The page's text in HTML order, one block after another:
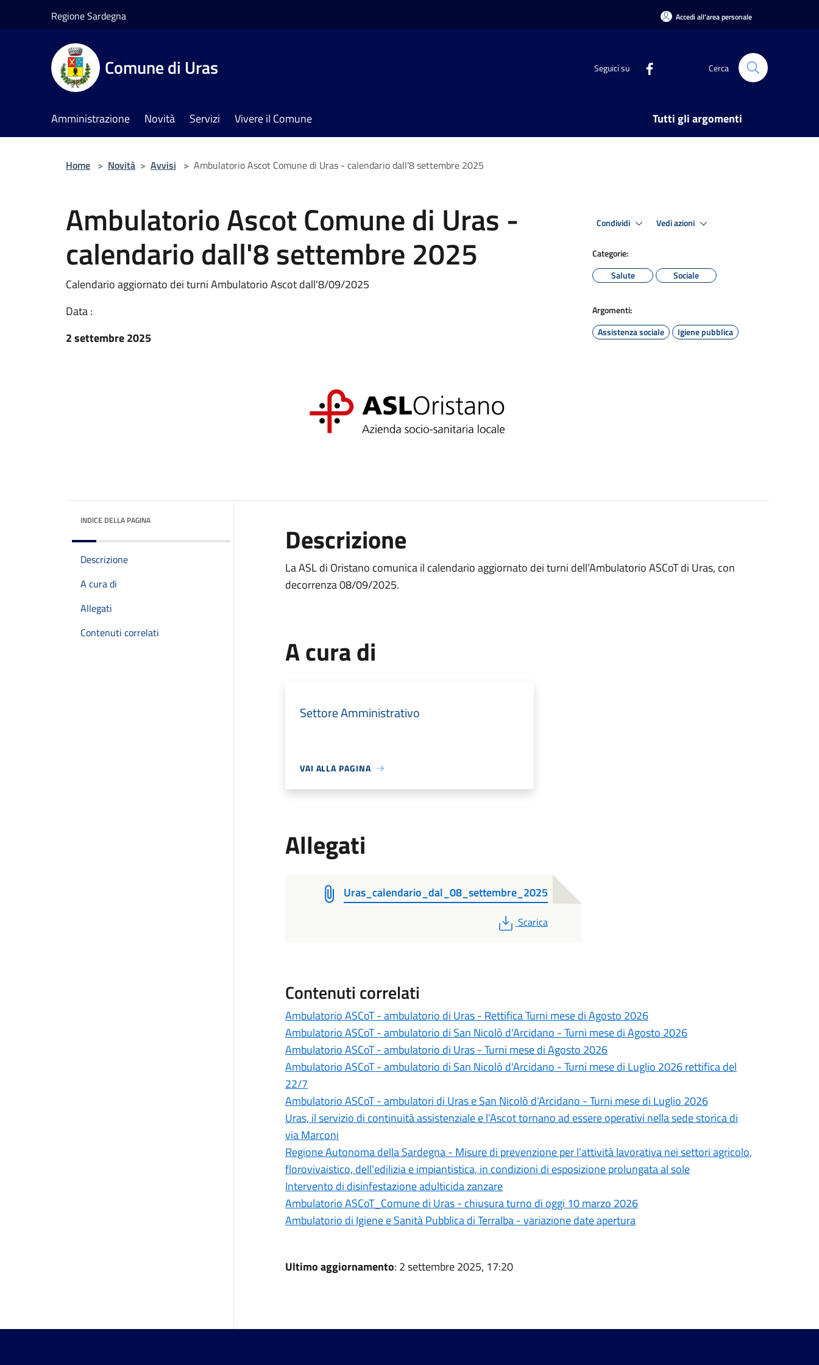
Regione Sardegna Accedi all'area personale
Comune di Uras Seguici su Cerca
Amministrazione Novità Servizi Vivere il Comune Tutti gli argomenti
Home > Novità > Avvisi > Ambulatorio Ascot Comune di Uras - calendario dall'8 settembre 2025
Ambulatorio Ascot Comune di Uras -
calendario dall'8 settembre 2025
Calendario aggiornato dei turni Ambulatorio Ascot dall'8/09/2025
Data :
2 settembre 2025
Condividi Vedi azioni
Categorie:
Salute
Sociale
Argomenti:
Assistenza sociale
Igiene pubblica
INDICE DELLA PAGINA
Descrizione
A cura di
Allegati
Contenuti correlati
Descrizione
La ASL di Oristano comunica il calendario aggiornato dei turni dell’Ambulatorio ASCoT di Uras, con
decorrenza 08/09/2025.
A cura di
Settore Amministrativo
VAI ALLA PAGINA
Allegati
Uras_calendario_dal_08_settembre_2025
PDF
Scarica
Contenuti correlati
Ambulatorio ASCoT - ambulatorio di Uras - Rettifica Turni mese di Agosto 2026
Ambulatorio ASCoT - ambulatorio di San Nicolò d'Arcidano - Turni mese di Agosto 2026
Ambulatorio ASCoT - ambulatorio di Uras - Turni mese di Agosto 2026
Ambulatorio ASCoT - ambulatorio di San Nicolò d'Arcidano - Turni mese di Luglio 2026 rettifica del
22/7
Ambulatorio ASCoT - ambulatori di Uras e San Nicolò d'Arcidano - Turni mese di Luglio 2026
Uras, il servizio di continuità assistenziale e l’Ascot tornano ad essere operativi nella sede storica di
via Marconi
Regione Autonoma della Sardegna - Misure di prevenzione per l’attività lavorativa nei settori agricolo,
florovivaistico, dell’edilizia e impiantistica, in condizioni di esposizione prolungata al sole
Intervento di disinfestazione adulticida zanzare
Ambulatorio ASCoT_Comune di Uras - chiusura turno di oggi 10 marzo 2026
Ambulatorio di Igiene e Sanità Pubblica di Terralba - variazione date apertura
Ultimo aggiornamento: 2 settembre 2025, 17:20